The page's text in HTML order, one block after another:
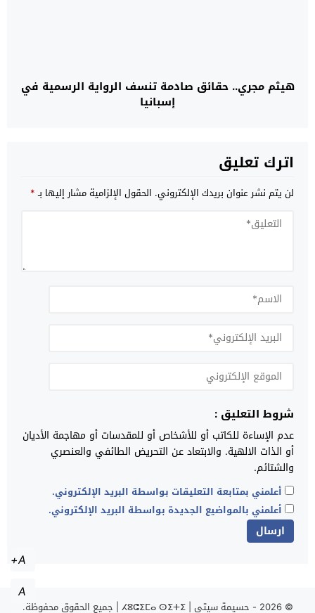
هيثم مجري.. حقائق صادمة تنسف الرواية الرسمية في
إسبانيا
اترك تعليق
لن يتم نشر عنوان بريدك الإلكتروني. الحقول الإلزامية مشار إليها بـ*
شروط التعليق :
عدم الإساءة للكاتب أو للأشخاص أو للمقدسات أو مهاجمة الأديان
أو الذات الالهية. والابتعاد عن التحريض الطائفي والعنصري
والشتائم.
أعلمني بمتابعة التعليقات بواسطة البريد الإلكتروني.
أعلمني بالمواضيع الجديدة بواسطة البريد الإلكتروني.
© 2026 - حسيمة سيتي | ⵃⵓⵛⵉⵎⴰ ⵙⵉⵜⵉ | جميع الحقوق محفوظة.
A+
A